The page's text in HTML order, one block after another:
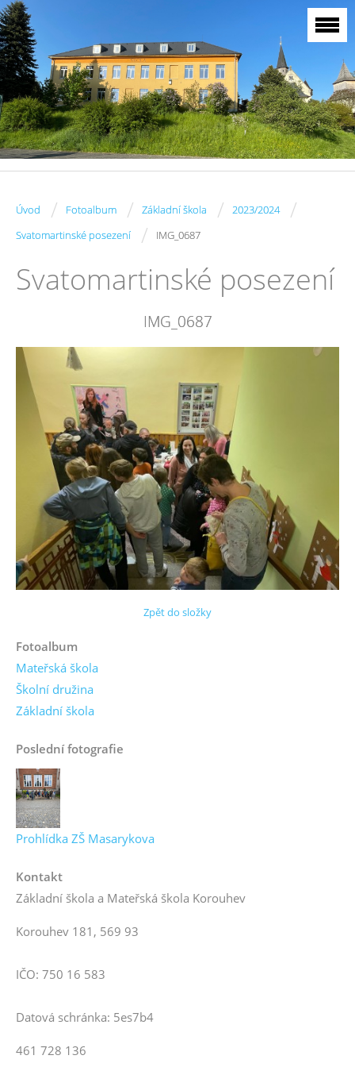
Úvod / Fotoalbum / Základní škola / 2023/2024 /
Svatomartinské posezení / IMG_0687
Svatomartinské posezení
IMG_0687
Zpět do složky
Fotoalbum
Mateřská škola
Školní družina
Základní škola
Poslední fotografie
Prohlídka ZŠ Masarykova
Kontakt
Základní škola a Mateřská škola Korouhev
Korouhev 181, 569 93
IČO: 750 16 583
Datová schránka: 5es7b4
461 728 136